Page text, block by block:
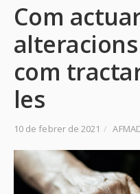
Com
com
les
10 de febrer de 2021 /